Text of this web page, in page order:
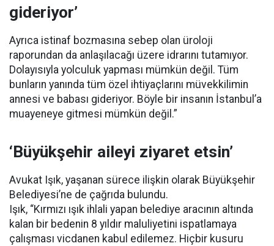
gideriyor’
Ayrıca istinaf bozmasına sebep olan üroloji
raporundan da anlaşılacağı üzere idrarını tutamıyor.
Dolayısıyla yolculuk yapması mümkün değil. Tüm
bunların yanında tüm özel ihtiyaçlarını müvekkilimin
annesi ve babası gideriyor. Böyle bir insanın İstanbul’a
muayeneye gitmesi mümkün değil.”
‘Büyükşehir aileyi ziyaret etsin’
Avukat Işık, yaşanan sürece ilişkin olarak Büyükşehir
Belediyesi’ne de çağrıda bulundu.
Işık, “Kırmızı ışık ihlali yapan belediye aracının altında
kalan bir bedenin 8 yıldır maluliyetini ispatlamaya
çalışması vicdanen kabul edilemez. Hiçbir kusuru